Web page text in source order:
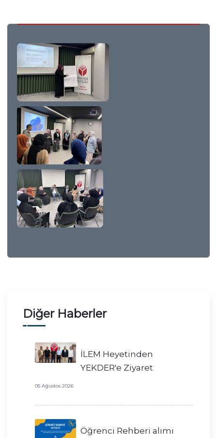
Diğer Haberler
İLEM Heyetinden
YEKDER'e Ziyaret
05 Ağustos 2026
Öğrenci Rehberi alımı